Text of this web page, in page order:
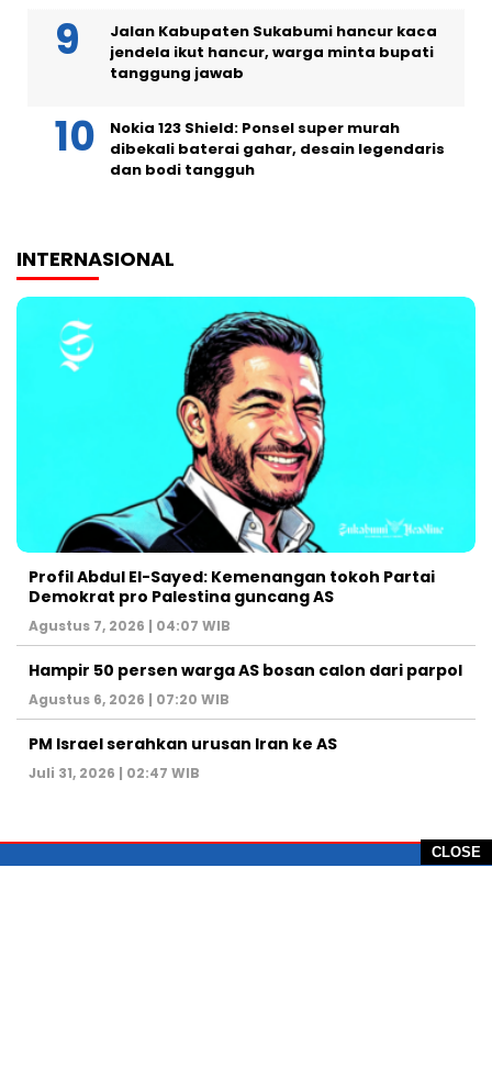
CLOSE
Jalan Kabupaten Sukabumi hancur kaca
jendela ikut hancur, warga minta bupati
tanggung jawab
Nokia 123 Shield: Ponsel super murah
dibekali baterai gahar, desain legendaris
dan bodi tangguh
INTERNASIONAL
Profil Abdul El-Sayed: Kemenangan tokoh Partai
Demokrat pro Palestina guncang AS
Agustus 7, 2026 | 04:07 WIB
Hampir 50 persen warga AS bosan calon dari parpol
Agustus 6, 2026 | 07:20 WIB
PM Israel serahkan urusan Iran ke AS
Juli 31, 2026 | 02:47 WIB